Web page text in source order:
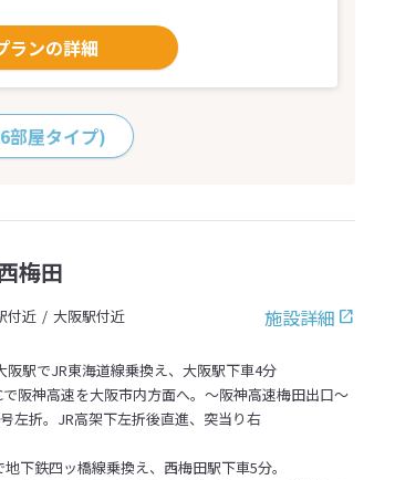
ランの詳細
部屋タイプ)
梅田
施設詳細
付近
大阪駅付近
阪駅でJR東海道線乗換え、大阪駅下車4分
阪神高速を大阪市内方面へ。～阪神高速梅田出口～
左折。JR高架下左折後直進、突当り右
下鉄四ッ橋線乗換え、西梅田駅下車5分。